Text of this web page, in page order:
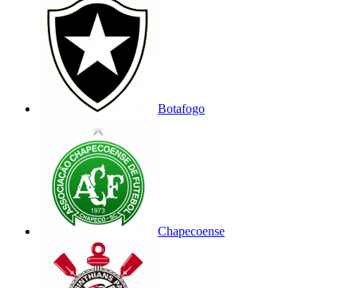
Botafogo
Chapecoense